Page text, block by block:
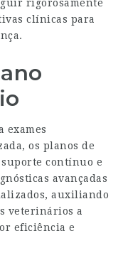
rigorosamente
clínicas para
exames
os planos de
contínuo e
avançadas
auxiliando
veterinários a
eficiência e